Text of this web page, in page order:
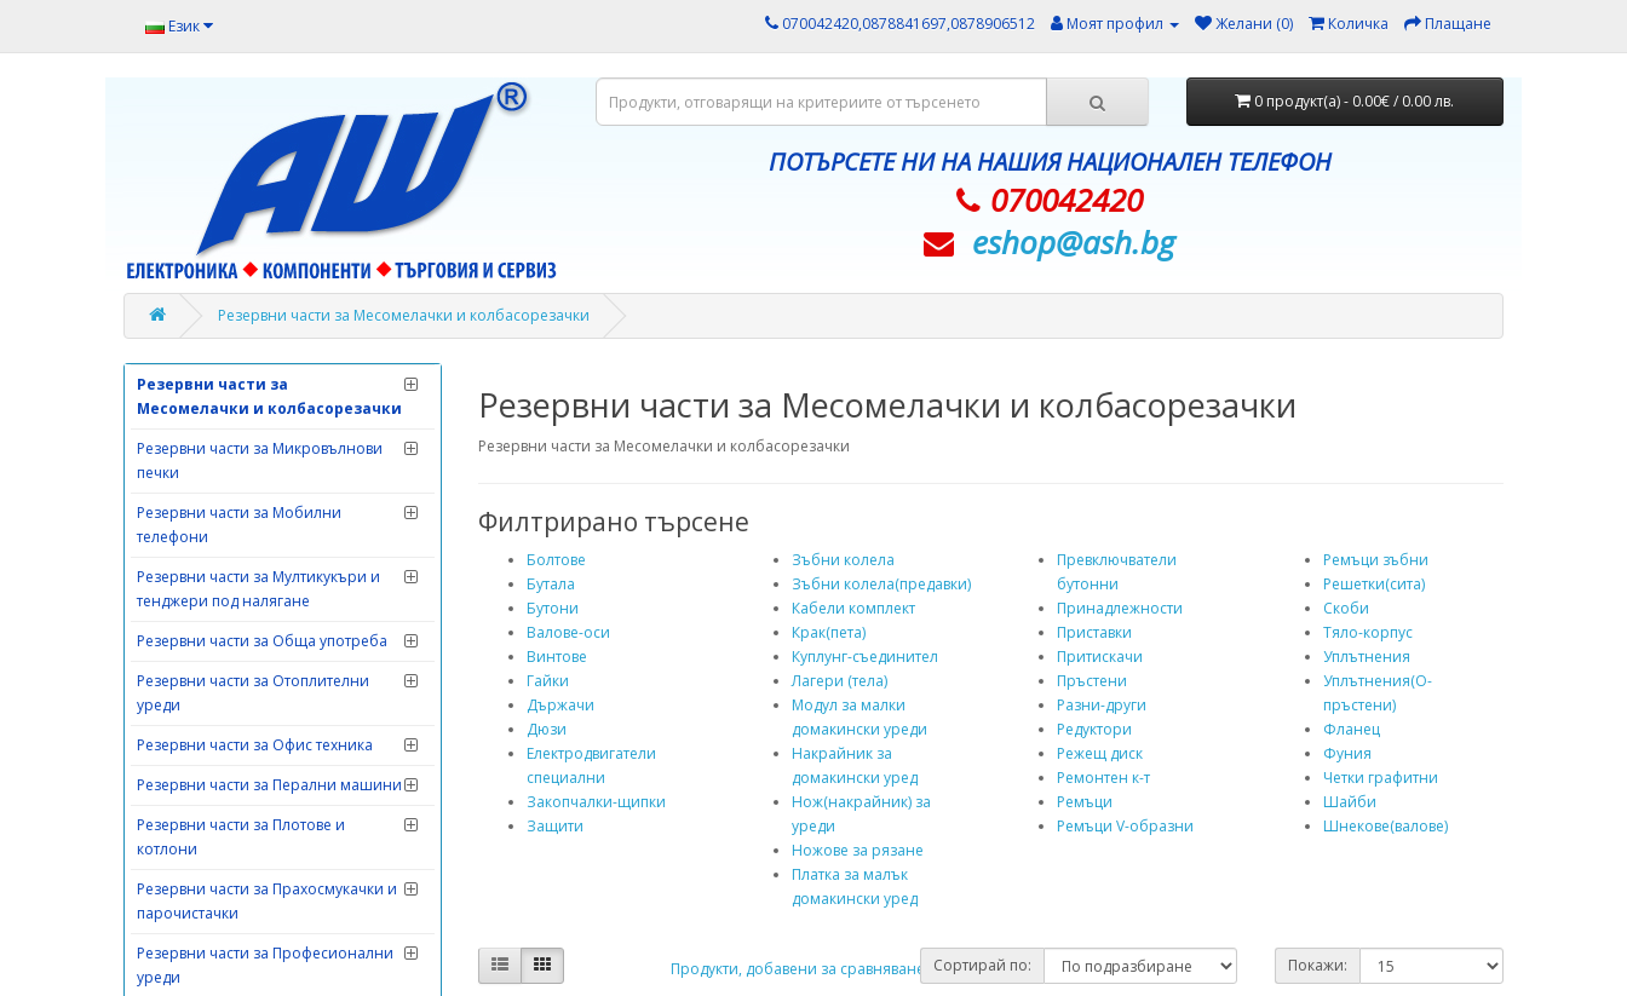
Език 070042420,0878841697,0878906512 Моят профил Желани (0) Количка Плащане
0 продукт(а) - 0.00€ / 0.00 лв.
ПОТЪРСЕТЕ НИ НА НАШИЯ НАЦИОНАЛЕН ТЕЛЕФОН
070042420
eshop@­ash.bg
Резервни части за Месомелачки и колбасорезачки
Резервни части за Дома и Офиса
Резервни части за
Климатици,пречистватели и
обезвлажнители
Резервни части за Кухненски
роботи и миксери
Резервни части за Малки
домакински уреди
Резервни части за
Месомелачки и колбасорезачки
Резервни части за Микровълнови
печки
Резервни части за Мобилни
телефони
Резервни части за Мултикукъри и
тенджери под налягане
Резервни части за Обща употреба
Резервни части за Отоплителни
уреди
Резервни части за Офис техника
Резервни части за Перални машини
Резервни части за Плотове и
котлони
Резервни части за Прахосмукачки и
парочистачки
Резервни части за Професионални
уреди
Резервни части за Месомелачки и колбасорезачки
Резервни части за Месомелачки и колбасорезачки
Филтрирано търсене
Болтове
Бутала
Бутони
Валове-оси
Винтове
Гайки
Държачи
Дюзи
Електродвигатели
специални
Закопчалки-щипки
Защити
Зъбни колела
Зъбни колела(предавки)
Кабели комплект
Крак(пета)
Куплунг-съединител
Лагери (тела)
Модул за малки
домакински уреди
Накрайник за
домакински уред
Нож(накрайник) за
уреди
Ножове за рязане
Платка за малък
домакински уред
Превключватели
бутонни
Принадлежности
Приставки
Притискачи
Пръстени
Разни-други
Редуктори
Режещ диск
Ремонтен к-т
Ремъци
Ремъци V-образни
Ремъци зъбни
Решетки(сита)
Скоби
Тяло-корпус
Уплътнения
Уплътнения(О-
пръстени)
Фланец
Фуния
Четки графитни
Шайби
Шнекове(валове)
Продукти, добавени за сравняване: (0)Сортирай по: Покажи: